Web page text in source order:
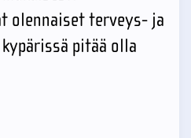
olennaiset terveys- ja
pitää olla